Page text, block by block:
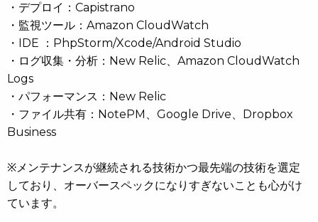
・デプロイ：Capistrano
・監視ツール：Amazon CloudWatch
・IDE ：PhpStorm/Xcode/Android Studio
・ログ収集・分析：New Relic、Amazon CloudWatch
Logs
・パフォーマンス：New Relic
・ファイル共有：NotePM、Google Drive、Dropbox
Business
※メンテナンスが継続される技術かつ最先端の技術を選定
しており、オーバースペックになりすぎないことも心がけ
ています。